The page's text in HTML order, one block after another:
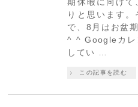
りと思います
で、8月はお盆
^ ^ Googleカレ
してい …
この記事を読む